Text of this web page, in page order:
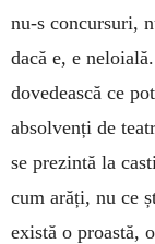
nu-s concursuri,
dacă e, e
dovedească ce
absolvenți de
se prezintă la
cum arăți, nu ce
există o proastă,